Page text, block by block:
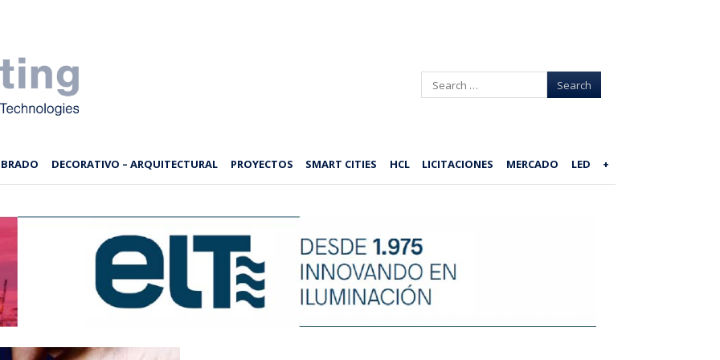
Search
DECORATIVO – ARQUITECTURAL PROYECTOS SMART CITIES HCL LICITACIONES MERCADO LED +